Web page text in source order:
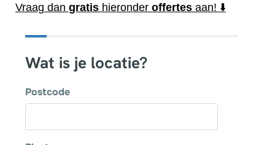
Vraag dan gratis hieronder offertes aan! ⬇️